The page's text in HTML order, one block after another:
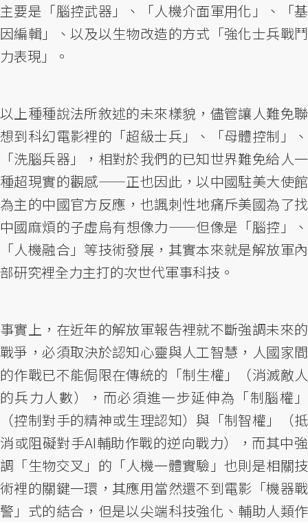
主要是「腦控武器」、「人機介面軍用化」、「基
因編輯」、以及以生物改造的方式「強化士兵戰鬥
力表現」。
以上種種說法所敘述的未來樣貌，儘管讓人難免聯
想到科幻電影裡的「超級士兵」、「母體控制」、
「洗腦兵器」，相對於我們的已知世界難免給人一
種超現實的觀感——正也因此，以中國駐美大使館
為主的中國官方反應，也諷刺性地痛斥美國為了找
中國麻煩的子虛烏有想像力——但像是「腦控」、
「人機融合」等技術發展，其實本來就是解放軍內
部研究裡全力主打的次世代軍事科技。
事實上，在近年的解放軍報告裡就不斷強調未來的
戰爭，必須取決於認知心靈與人工智慧，人國家間
的作戰已不能侷限在傳統的「制生權」（消滅敵人
的兵力人數），而必須進一步延伸為「制腦權」
（控制對手的精神或生理認知）與「制智權」（抵
消或阻礙對手AI輔助作戰的逆向戰力），而其中強
調「生物交叉」的「人機一體實驗」也則是相關技
術裡的關鍵一環，其應用當然還不到電影「機器戰
警」式的結合，但是以尖端科技強化、輔助人類作